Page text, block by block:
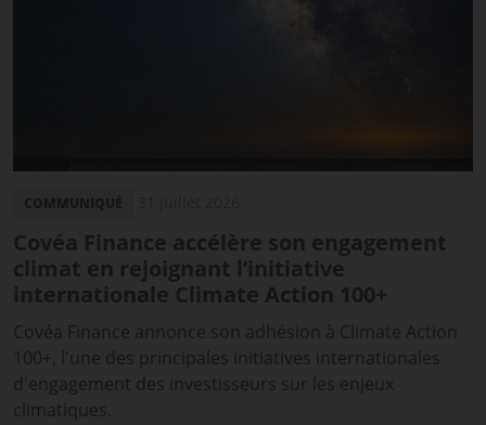
Covéa Finance accélère son engagement
climat en rejoignant l’initiative
internationale Climate Action 100+
Covéa Finance annonce son adhésion à Climate Action
100+, l'une des principales initiatives internationales
d'engagement des investisseurs sur les enjeux
climatiques.